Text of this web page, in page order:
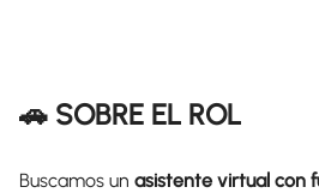
🚗 SOBRE EL ROL
Buscamos un asistente virtual con